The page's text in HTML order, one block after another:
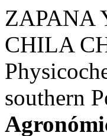
ZAPANA
CHILA
southern